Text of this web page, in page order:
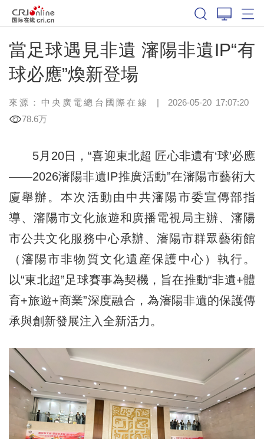
當足球遇見非遺 瀋陽非遺IP“有
球必應”煥新登場
來源：中央廣電總台國際在線 | 2026-05-20 17:07:20
78.6万
5月20日，“喜迎東北超 匠心非遺有‘球’必應
——2026瀋陽非遺IP推廣活動”在瀋陽市藝術大
廈舉辦。本次活動由中共瀋陽市委宣傳部指
導、瀋陽市文化旅遊和廣播電視局主辦、瀋陽
市公共文化服務中心承辦、瀋陽市群眾藝術館
（瀋陽市非物質文化遺産保護中心）執行。
以“東北超”足球賽事為契機，旨在推動“非遺+體
育+旅遊+商業”深度融合，為瀋陽非遺的保護傳
承與創新發展注入全新活力。